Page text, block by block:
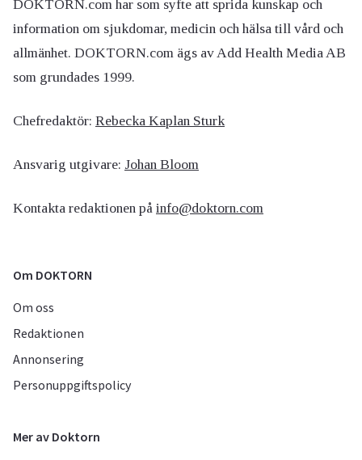
DOKTORN.com har som syfte att sprida kunskap och
information om sjukdomar, medicin och hälsa till vård och
allmänhet. DOKTORN.com ägs av Add Health Media AB
som grundades 1999.
Chefredaktör: Rebecka Kaplan Sturk
Ansvarig utgivare: Johan Bloom
Kontakta redaktionen på info@doktorn.com
Om DOKTORN
Om oss
Redaktionen
Annonsering
Personuppgiftspolicy
Mer av Doktorn